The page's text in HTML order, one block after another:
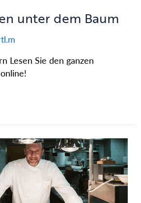
unter dem Baum
Lesen Sie den ganzen